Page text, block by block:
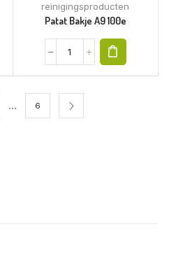
reinigingsproducten
Patat Bakje A9 100e
… 6